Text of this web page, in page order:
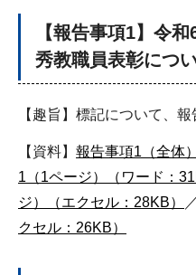
【報告事項1】令
秀教職員表彰につ
【趣旨】標記について、報
【資料】 報告事項1（全体
1（1ページ）（ワード：
ジ）（エクセル：28KB）
／
クセル：26KB）